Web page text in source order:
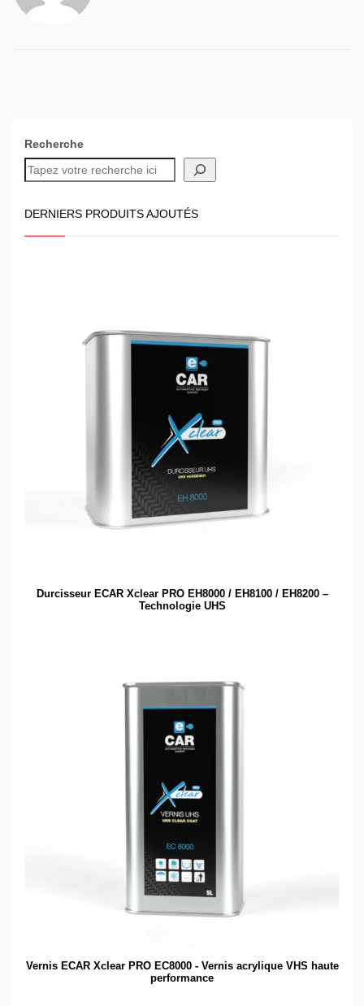
Recherche
DERNIERS PRODUITS AJOUTÉS
Durcisseur ECAR Xclear PRO EH8000 / EH8100 / EH8200 –
Technologie UHS
Vernis ECAR Xclear PRO EC8000 - Vernis acrylique VHS haute
performance